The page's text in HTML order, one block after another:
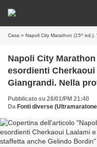
Casa » Napoli City Marathon (15^ ed.). Vincono gli esordienti
Napoli City
esordienti
Giangrandi. Nella
Gelindo Bordin
Pubblicato su 28/01/PM 21:40
Da Fonti diverse